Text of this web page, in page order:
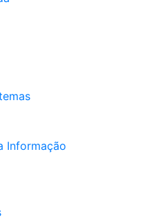
Informação